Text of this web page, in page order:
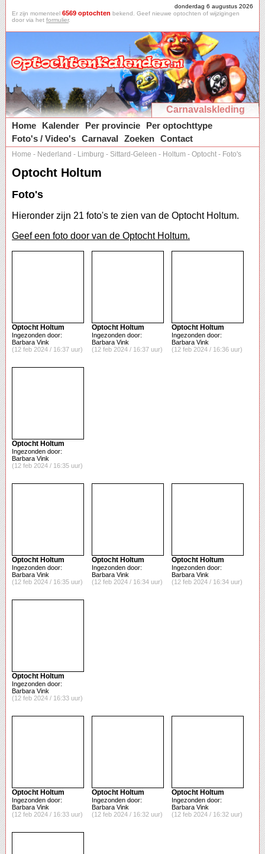
donderdag 6 augustus 2026
Er zijn momenteel 6569 optochten bekend. Geef nieuwe optochten of wijzigingen
door via het formulier.
Carnavalskleding
Home
Kalender Per provincie
Per optochttype
Foto's / Video's Carnaval Zoeken Contact
Home - Nederland - Limburg - Sittard-Geleen - Holtum - Optocht - Foto's
Optocht Holtum
Foto's
Hieronder zijn 21 foto's te zien van de Optocht Holtum.
Geef een foto door van de Optocht Holtum.
Optocht Holtum
Ingezonden door:
Barbara Vink
(12 feb 2024 / 16:37 uur)
Optocht Holtum
Ingezonden door:
Barbara Vink
(12 feb 2024 / 16:37 uur)
Optocht Holtum
Ingezonden door:
Barbara Vink
(12 feb 2024 / 16:36 uur)
Optocht Holtum
Ingezonden door:
Barbara Vink
(12 feb 2024 / 16:35 uur)
Optocht Holtum
Ingezonden door:
Barbara Vink
(12 feb 2024 / 16:35 uur)
Optocht Holtum
Ingezonden door:
Barbara Vink
(12 feb 2024 / 16:34 uur)
Optocht Holtum
Ingezonden door:
Barbara Vink
(12 feb 2024 / 16:34 uur)
Optocht Holtum
Ingezonden door:
Barbara Vink
(12 feb 2024 / 16:33 uur)
Optocht Holtum
Ingezonden door:
Barbara Vink
(12 feb 2024 / 16:33 uur)
Optocht Holtum
Ingezonden door:
Barbara Vink
(12 feb 2024 / 16:32 uur)
Optocht Holtum
Ingezonden door:
Barbara Vink
(12 feb 2024 / 16:32 uur)